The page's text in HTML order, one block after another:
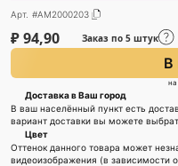
Арт. #AM2000203
₽94,90 Заказ по 5 штук
В
на
Доставка в Ваш город
В ваш населённый пункт есть
вариант доставки вы можете
Цвет
Оттенок данного товара может
видеоизображения (в зависимости